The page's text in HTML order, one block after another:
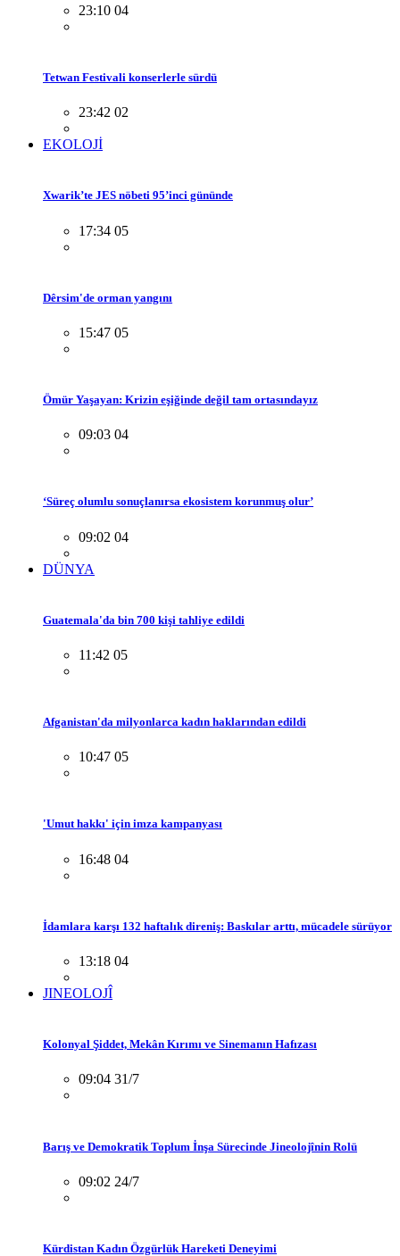
23:10 04
Tetwan Festivali konserlerle sürdü
23:42 02
EKOLOJİ
Xwarik’te JES nöbeti 95’inci gününde
17:34 05
Dêrsim'de orman yangını
15:47 05
Ömür Yaşayan: Krizin eşiğinde değil tam ortasındayız
09:03 04
‘Süreç olumlu sonuçlanırsa ekosistem korunmuş olur’
09:02 04
DÜNYA
Guatemala'da bin 700 kişi tahliye edildi
11:42 05
Afganistan'da milyonlarca kadın haklarından edildi
10:47 05
'Umut hakkı' için imza kampanyası
16:48 04
İdamlara karşı 132 haftalık direniş: Baskılar arttı, mücadele sürüyor
13:18 04
JINEOLOJÎ
Kolonyal Şiddet, Mekân Kırımı ve Sinemanın Hafızası
09:04 31/7
Barış ve Demokratik Toplum İnşa Sürecinde Jineolojînin Rolü
09:02 24/7
Kürdistan Kadın Özgürlük Hareketi Deneyimi